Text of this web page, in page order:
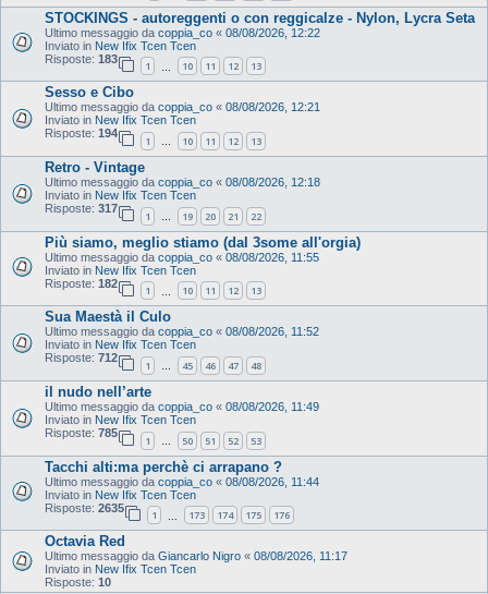
STOCKINGS - autoreggenti o con reggicalze - Nylon, Lycra Seta
Ultimo messaggio da coppia_co « 08/08/2026, 12:22
Inviato in New Ifix Tcen Tcen
Risposte: 183
1 10 11 12 13
Sesso e Cibo
Ultimo messaggio da coppia_co « 08/08/2026, 12:21
Inviato in New Ifix Tcen Tcen
Risposte: 194
1 … 10 11 12 13
Retro - Vintage
Ultimo messaggio da coppia_co « 08/08/2026, 12:18
Inviato in New Ifix Tcen Tcen
Risposte: 317
1 … 19 20 21 22
Più siamo, meglio stiamo (dal 3some all'orgia)
Ultimo messaggio da coppia_co « 08/08/2026, 11:55
Inviato in New Ifix Tcen Tcen
Risposte: 182
1 10 11 12 13
Sua Maestà il Culo
Ultimo messaggio da coppia_co « 08/08/2026, 11:52
Inviato in New Ifix Tcen Tcen
Risposte: 712
1 … 45 46 47 48
il nudo nell’arte
Ultimo messaggio da coppia_co « 08/08/2026, 11:49
Inviato in New Ifix Tcen Tcen
Risposte: 785
1 … 50 51 52 53
Tacchi alti:ma perchè ci arrapano ?
Ultimo messaggio da coppia_co « 08/08/2026, 11:44
Inviato in New Ifix Tcen Tcen
Risposte: 2635
1 173 174 175 176
Octavia Red
Ultimo messaggio da Giancarlo Nigro « 08/08/2026, 11:17
Inviato in New Ifix Tcen Tcen
Risposte: 10